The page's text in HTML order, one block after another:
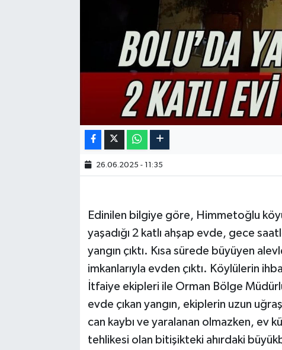
26.06.2025 - 11:35
Edinilen bilgiye göre, Himmetoğlu
yaşadığı 2 katlı ahşap evde, gece
yangın çıktı. Kısa sürede büyüyen
imkanlarıyla evden çıktı. Köylülerin
İtfaiye ekipleri ile Orman Bölge
evde çıkan yangın, ekiplerin uzun
can kaybı ve yaralanan olmazken, ev
tehlikesi olan bitişikteki ahırdaki